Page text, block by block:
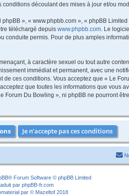
découlant des mises à jour et/ou
», « www.phpbb.com », « phpBB
téléchargé depuis www.phpbb.com. Le
conduite permis. Pour de plus amples
à caractère sexuel ou tout autre
immédiat et permanent, avec une
ces conditions. Vous acceptez que « Le
que toutes les informations que vous
Du Bowling », ni phpBB ne pourront
® Forum Software © phpBB Limited
par phpBB-fr.com
par © Mazeltof 2018